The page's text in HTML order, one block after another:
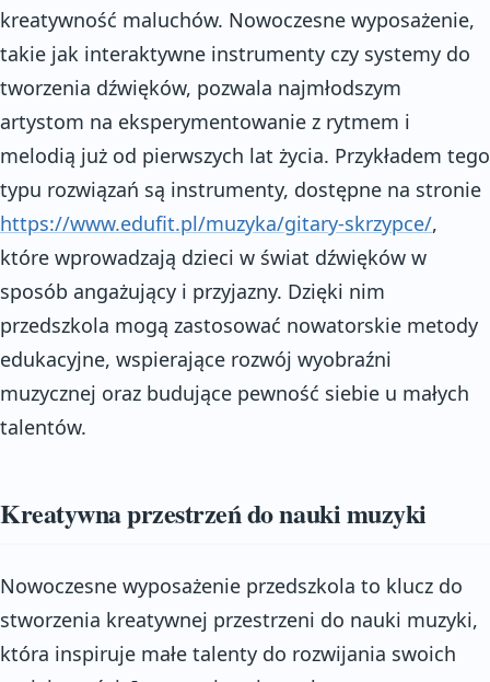
kreatywność maluchów. Nowoczesne wyposażenie,
takie jak interaktywne instrumenty czy systemy do
tworzenia dźwięków, pozwala najmłodszym
artystom na eksperymentowanie z rytmem i
melodią już od pierwszych lat życia. Przykładem tego
typu rozwiązań są instrumenty, dostępne na stronie
https://www.edufit.pl/muzyka/gitary-skrzypce/,
które wprowadzają dzieci w świat dźwięków w
sposób angażujący i przyjazny. Dzięki nim
przedszkola mogą zastosować nowatorskie metody
edukacyjne, wspierające rozwój wyobraźni
muzycznej oraz budujące pewność siebie u małych
talentów.
Kreatywna przestrzeń do nauki muzyki
Nowoczesne wyposażenie przedszkola to klucz do
stworzenia kreatywnej przestrzeni do nauki muzyki,
która inspiruje małe talenty do rozwijania swoich